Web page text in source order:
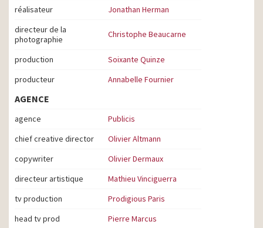
réalisateur
Jonathan Herman
directeur de la
photographie
Christophe Beaucarne
production
Soixante Quinze
producteur
Annabelle Fournier
AGENCE
agence
Publicis
chief creative director
Olivier Altmann
copywriter
Olivier Dermaux
directeur artistique
Mathieu Vinciguerra
tv production
Prodigious Paris
head tv prod
Pierre Marcus